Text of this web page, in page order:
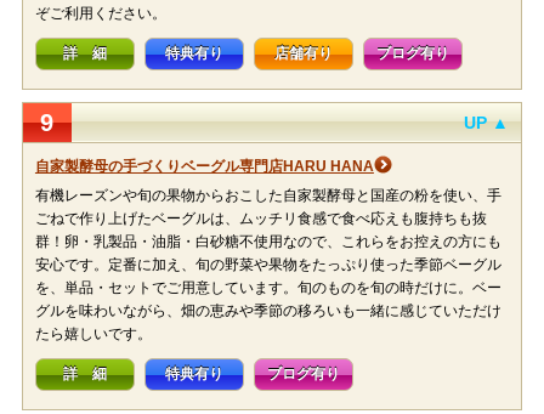
ぞご利用ください。
詳 細 特典有り 店舗有り ブログ有り
9 UP ▲
自家製酵母の手づくりベーグル専門店HARU HANA
有機レーズンや旬の果物からおこした自家製酵母と国産の粉を使い、手
ごねで作り上げたベーグルは、ムッチリ食感で食べ応えも腹持ちも抜
群！卵・乳製品・油脂・白砂糖不使用なので、これらをお控えの方にも
安心です。定番に加え、旬の野菜や果物をたっぷり使った季節ベーグル
を、単品・セットでご用意しています。旬のものを旬の時だけに。ベー
グルを味わいながら、畑の恵みや季節の移ろいも一緒に感じていただけ
たら嬉しいです。
詳 細 特典有り ブログ有り